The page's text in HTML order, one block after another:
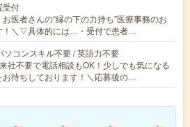
受付
お医者さんの“縁の下の力持ち”医療事務のお
！＼▽具体的には…・受付で患者…
ソコンスキル不要 / 英語力不要
社不要で電話相談もOK！少しでも気になる
お待ちしております！＼応募後の…